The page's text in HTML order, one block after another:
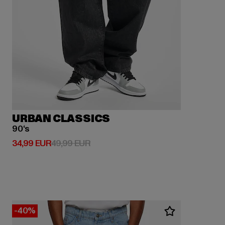
URBAN CLASSICS
90‘s
34,99 EUR
Derzeitiger Preis: 34,99 EUR
49,99 EURAktionspreis: 49,99 EUR
-40%